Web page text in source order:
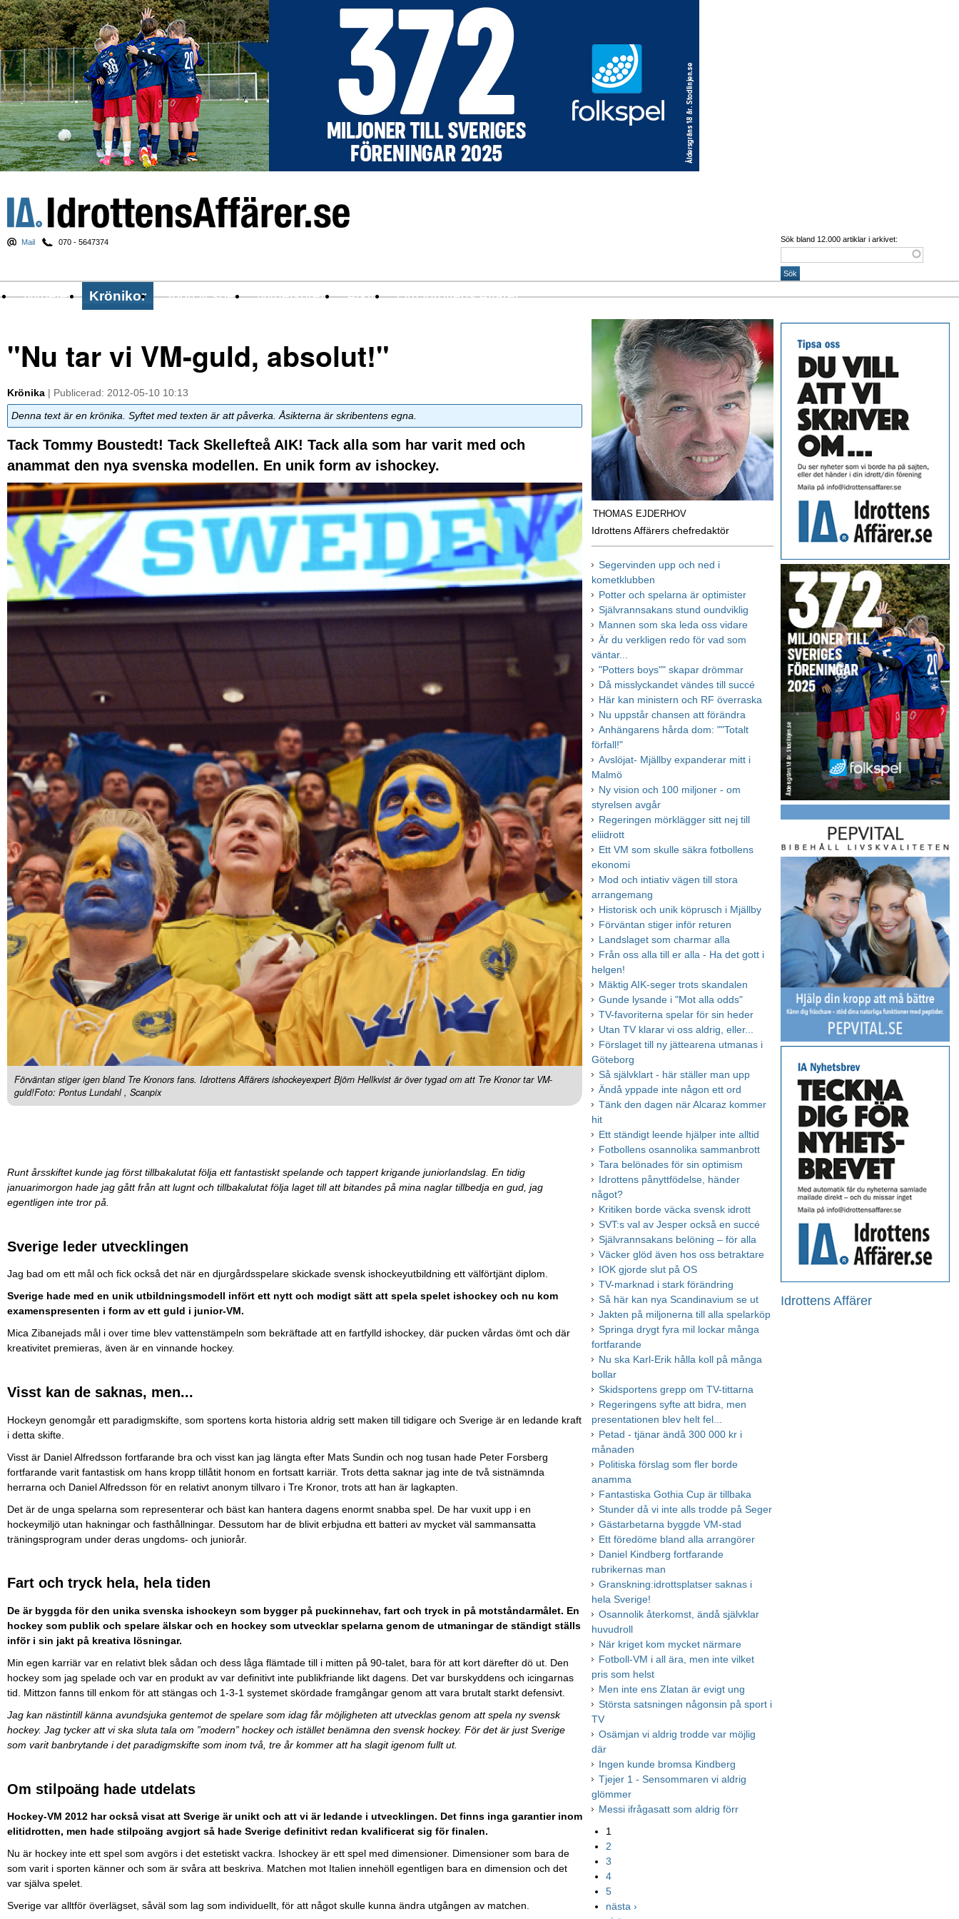
Mail 070 - 5647374 Sök bland 12.000 artiklar i arkivet:
Nyheter Krönikor Sport & spel Nyhetsbrev Arkiv Om Idrottens Affärer
"Nu tar vi VM-guld, absolut!"
Krönika | Publicerad: 2012-05-10 10:13
Denna text är en krönika. Syftet med texten är att påverka. Åsikterna är skribentens egna.
Tack Tommy Boustedt! Tack Skellefteå AIK! Tack alla som har varit med och
anammat den nya svenska modellen. En unik form av ishockey.
Förväntan stiger igen bland Tre Kronors fans. Idrottens Affärers ishockeyexpert Björn Hellkvist är över tygad om att Tre Kronor tar VM-
guld!Foto: Pontus Lundahl , Scanpix
Runt årsskiftet kunde jag först tillbakalutat följa ett fantastiskt spelande och tappert krigande juniorlandslag. En tidig
januarimorgon hade jag gått från att lugnt och tillbakalutat följa laget till att bitandes på mina naglar tillbedja en gud, jag
egentligen inte tror på.
Sverige leder utvecklingen
Jag bad om ett mål och fick också det när en djurgårdsspelare skickade svensk ishockeyutbildning ett välförtjänt diplom.
Sverige hade med en unik utbildningsmodell infört ett nytt och modigt sätt att spela spelet ishockey och nu kom
examenspresenten i form av ett guld i junior-VM.
Mica Zibanejads mål i over time blev vattenstämpeln som bekräftade att en fartfylld ishockey, där pucken vårdas ömt och där
kreativitet premieras, även är en vinnande hockey.
Visst kan de saknas, men...
Hockeyn genomgår ett paradigmskifte, som sportens korta historia aldrig sett maken till tidigare och Sverige är en ledande kraft
i detta skifte.
Visst är Daniel Alfredsson fortfarande bra och visst kan jag längta efter Mats Sundin och nog tusan hade Peter Forsberg
fortfarande varit fantastisk om hans kropp tillåtit honom en fortsatt karriär. Trots detta saknar jag inte de två sistnämnda
herrarna och Daniel Alfredsson för en relativt anonym tillvaro i Tre Kronor, trots att han är lagkapten.
Det är de unga spelarna som representerar och bäst kan hantera dagens enormt snabba spel. De har vuxit upp i en
hockeymiljö utan hakningar och fasthållningar. Dessutom har de blivit erbjudna ett batteri av mycket väl sammansatta
träningsprogram under deras ungdoms- och juniorår.
Fart och tryck hela, hela tiden
De är byggda för den unika svenska ishockeyn som bygger på puckinnehav, fart och tryck in på motståndarmålet. En
hockey som publik och spelare älskar och en hockey som utvecklar spelarna genom de utmaningar de ständigt ställs
inför i sin jakt på kreativa lösningar.
Min egen karriär var en relativt blek sådan och dess låga flämtade till i mitten på 90-talet, bara för att kort därefter dö ut. Den
hockey som jag spelade och var en produkt av var definitivt inte publikfriande likt dagens. Det var burskyddens och icingarnas
tid. Mittzon fanns till enkom för att stängas och 1-3-1 systemet skördade framgångar genom att vara brutalt starkt defensivt.
Jag kan nästintill känna avundsjuka gentemot de spelare som idag får möjligheten att utvecklas genom att spela ny svensk
hockey. Jag tycker att vi ska sluta tala om ”modern” hockey och istället benämna den svensk hockey. För det är just Sverige
som varit banbrytande i det paradigmskifte som inom två, tre år kommer att ha slagit igenom fullt ut.
Om stilpoäng hade utdelats
Hockey-VM 2012 har också visat att Sverige är unikt och att vi är ledande i utvecklingen. Det finns inga garantier inom
elitidrotten, men hade stilpoäng avgjort så hade Sverige definitivt redan kvalificerat sig för finalen.
Nu är hockey inte ett spel som avgörs i det estetiskt vackra. Ishockey är ett spel med dimensioner. Dimensioner som bara de
som varit i sporten känner och som är svåra att beskriva. Matchen mot Italien innehöll egentligen bara en dimension och det
var själva spelet.
Sverige var alltför överlägset, såväl som lag som individuellt, för att något skulle kunna ändra utgången av matchen.
Idrottens Affärer
THOMAS EJDERHOV
Idrottens Affärers chefredaktör
Segervinden upp och ned i
kometklubben
Potter och spelarna är optimister
Självrannsakans stund oundviklig
Mannen som ska leda oss vidare
Är du verkligen redo för vad som
väntar...
"Potters boys"" skapar drömmar
Då misslyckandet vändes till succé
Här kan ministern och RF överraska
Nu uppstår chansen att förändra
Anhängarens hårda dom: ""Totalt
förfall!"
Avslöjat- Mjällby expanderar mitt i
Malmö
Ny vision och 100 miljoner - om
styrelsen avgår
Regeringen mörklägger sitt nej till
eliidrott
Ett VM som skulle säkra fotbollens
ekonomi
Mod och intiativ vägen till stora
arrangemang
Historisk och unik köprusch i Mjällby
Förväntan stiger inför returen
Landslaget som charmar alla
Från oss alla till er alla - Ha det gott i
helgen!
Mäktig AIK-seger trots skandalen
Gunde lysande i "Mot alla odds"
TV-favoriterna spelar för sin heder
Utan TV klarar vi oss aldrig, eller...
Förslaget till ny jättearena utmanas i
Göteborg
Så självklart - här ställer man upp
Ändå yppade inte någon ett ord
Tänk den dagen när Alcaraz kommer
hit
Ett ständigt leende hjälper inte alltid
Fotbollens osannolika sammanbrott
Tara belönades för sin optimism
Idrottens pånyttfödelse, händer
något?
Kritiken borde väcka svensk idrott
SVT:s val av Jesper också en succé
Självrannsakans belöning – för alla
Väcker glöd även hos oss betraktare
IOK gjorde slut på OS
TV-marknad i stark förändring
Så här kan nya Scandinavium se ut
Jakten på miljonerna till alla spelarköp
Springa drygt fyra mil lockar många
fortfarande
Nu ska Karl-Erik hålla koll på många
bollar
Skidsportens grepp om TV-tittarna
Regeringens syfte att bidra, men
presentationen blev helt fel...
Petad - tjänar ändå 300 000 kr i
månaden
Politiska förslag som fler borde
anamma
Fantastiska Gothia Cup är tillbaka
Stunder då vi inte alls trodde på Seger
Gästarbetarna byggde VM-stad
Ett föredöme bland alla arrangörer
Daniel Kindberg fortfarande
rubrikernas man
Granskning:idrottsplatser saknas i
hela Sverige!
Osannolik återkomst, ändå självklar
huvudroll
När kriget kom mycket närmare
Fotboll-VM i all ära, men inte vilket
pris som helst
Men inte ens Zlatan är evigt ung
Största satsningen någonsin på sport i
TV
Osämjan vi aldrig trodde var möjlig
där
Ingen kunde bromsa Kindberg
Tjejer 1 - Sensommaren vi aldrig
glömmer
Messi ifrågasatt som aldrig förr
1
2
3
4
5
nästa ›